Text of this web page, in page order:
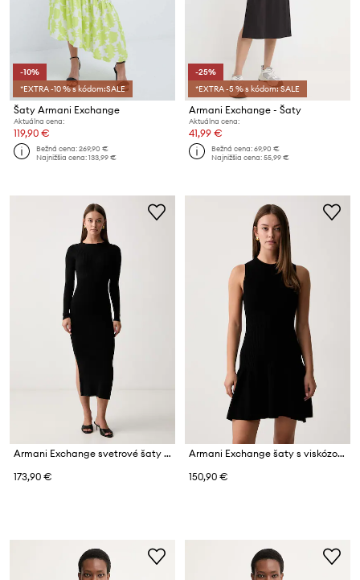
-10%
*EXTRA -10 % s kódom:SALE
Šaty Armani Exchange
Aktuálna cena:
119,90 €
Bežná cena:269,90 €
Najnižšia cena:133,99 €
-25%
*EXTRA -5 % s kódom: SALE
Armani Exchange - Šaty
Aktuálna cena:
41,99 €
Bežná cena:69,90 €
Najnižšia cena:55,99 €
Armani Exchange svetrové šaty s viskózou
173,90 €
Armani Exchange šaty s viskózou
150,90 €